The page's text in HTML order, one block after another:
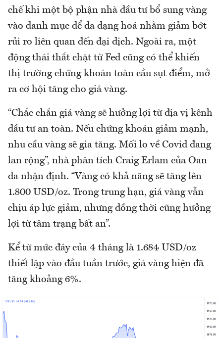
chế khi một bộ phận nhà đầu tư bổ sung vàng
vào danh mục để đa dạng hoá nhằm giảm bớt
rủi ro liên quan đến đại dịch. Ngoài ra, một
động thái thắt chặt từ Fed cũng có thể khiến
thị trường chứng khoán toàn cầu sụt điểm, mở
ra cơ hội tăng cho giá vàng.
“Chắc chắn giá vàng sẽ hưởng lợi từ địa vị kênh
đầu tư an toàn. Nếu chứng khoán giảm mạnh,
nhu cầu vàng sẽ gia tăng. Mối lo về Covid đang
lan rộng”, nhà phân tích Craig Erlam của Oan
da nhận định. “Vàng có khả năng sẽ tăng lên
1.800 USD/oz. Trong trung hạn, giá vàng vẫn
chịu áp lực giảm, nhưng đồng thời cũng hưởng
lợi từ tâm trạng bất an”.
Kể từ mức đáy của 4 tháng là 1.684 USD/oz
thiết lập vào đầu tuần trước, giá vàng hiện đã
tăng khoảng 6%.